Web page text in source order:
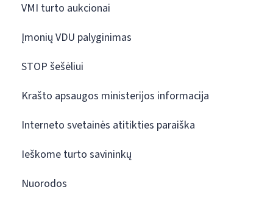
VMI turto aukcionai
Įmonių VDU palyginimas
STOP šešėliui
Krašto apsaugos ministerijos informacija
Interneto svetainės atitikties paraiška
Ieškome turto savininkų
Nuorodos